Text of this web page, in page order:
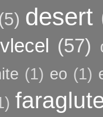
(5) desert
(57)
(1) eo (1)